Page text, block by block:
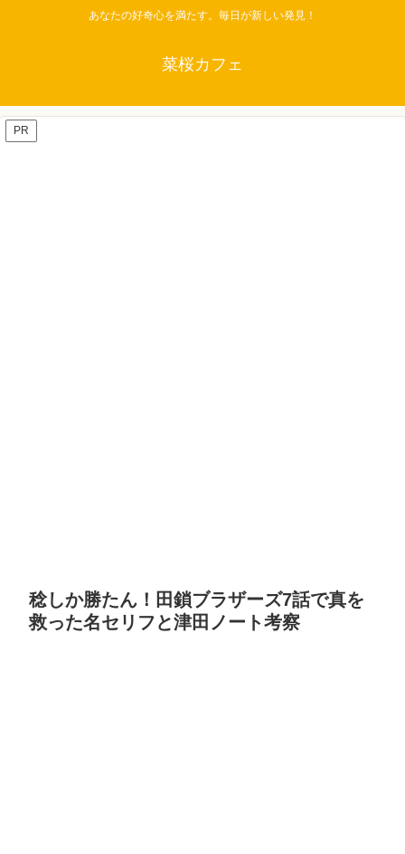
あなたの好奇心を満たす。毎日が新しい発見！
菜桜カフェ
PR
稔しか勝たん！田鎖ブラザーズ7話で真を
救った名セリフと津田ノート考察